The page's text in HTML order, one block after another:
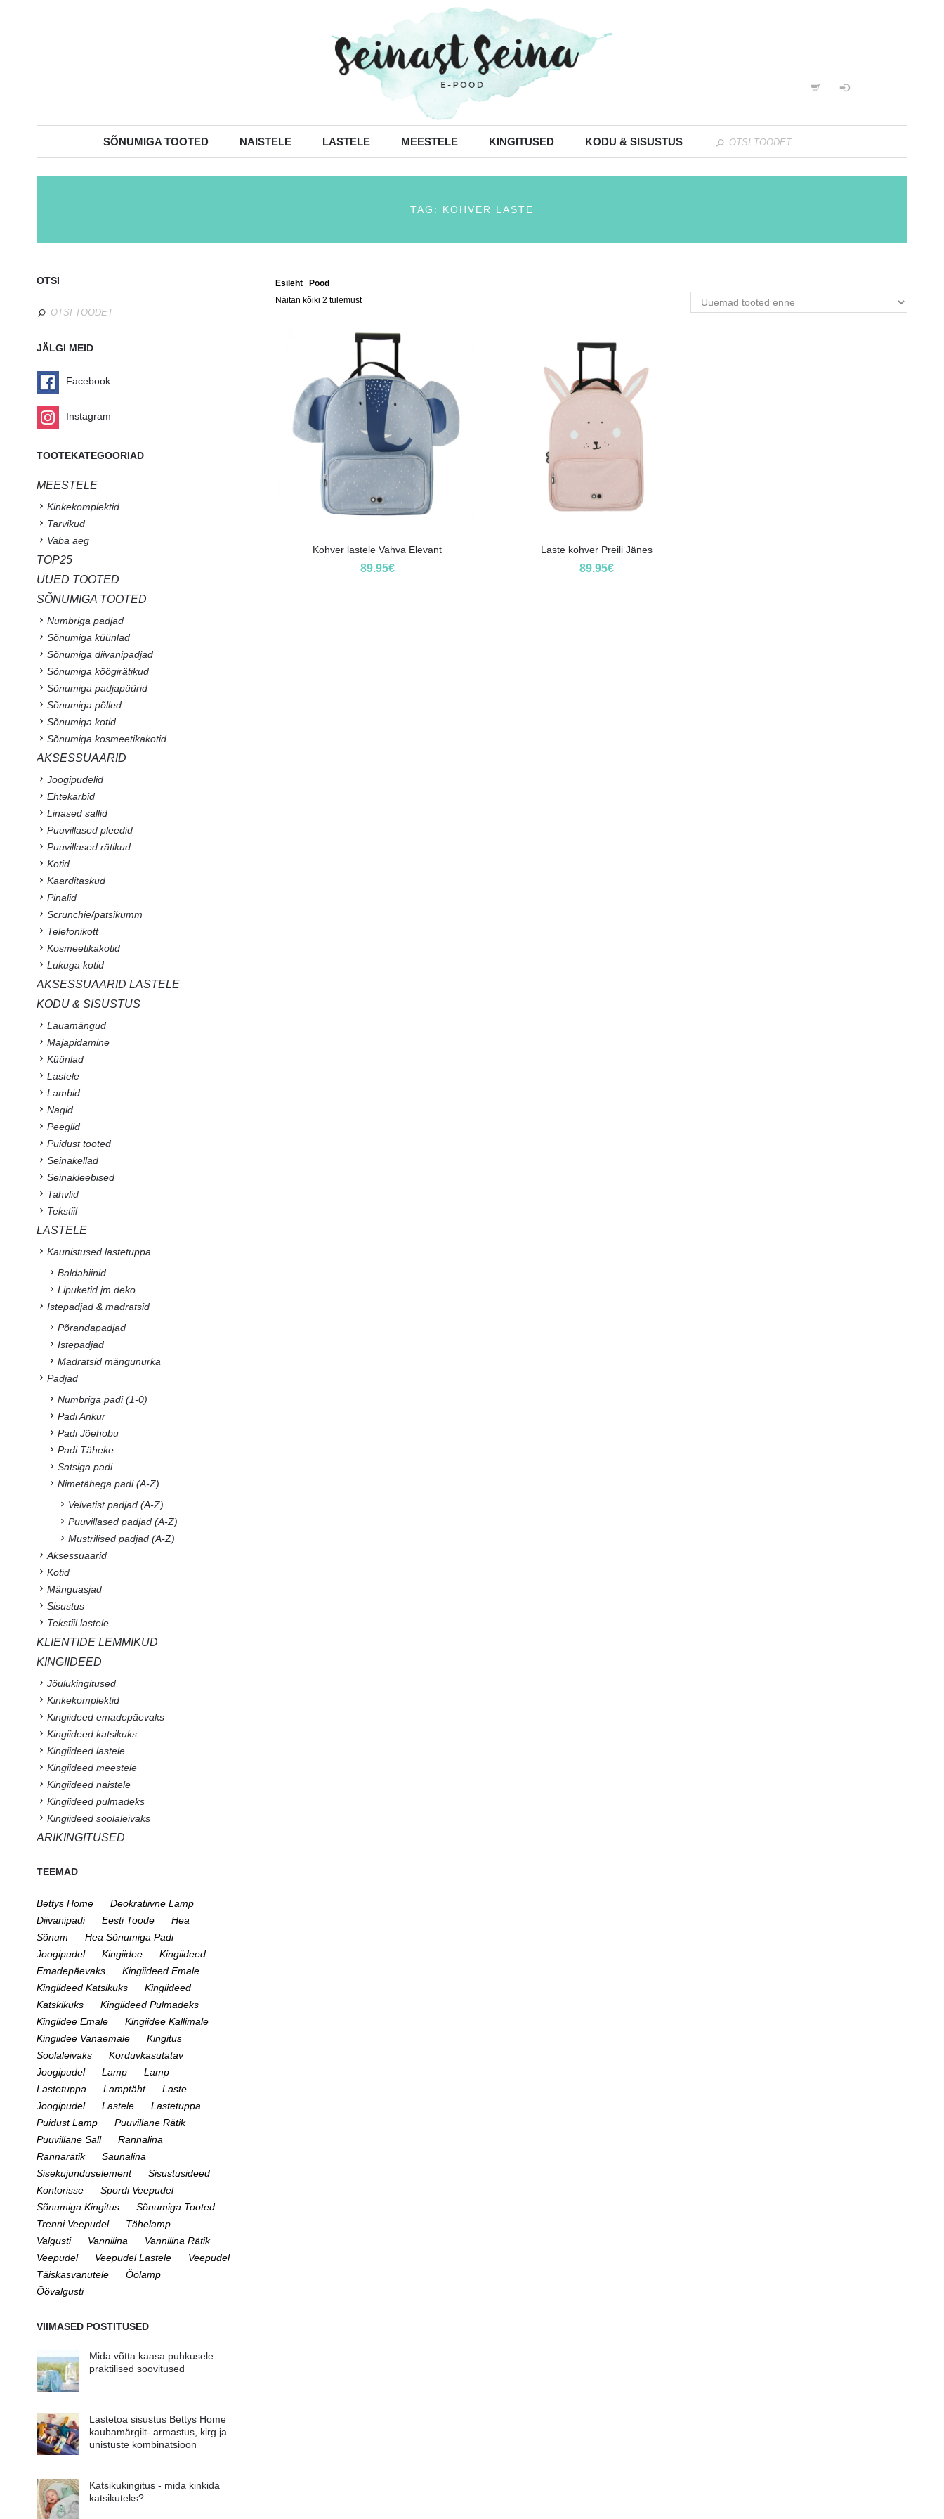
SÕNUMIGA TOOTED NAISTELE LASTELE MEESTELE KINGITUSED KODU & SISUSTUS
TAG: KOHVER LASTE
Esileht /Pood
Näitan kõiki 2 tulemust
Kohver lastele Vahva Elevant
89.95€
Laste kohver Preili Jänes
89.95€
OTSI
JÄLGI MEID
Facebook
Instagram
TOOTEKATEGOORIAD
MEESTELE
Kinkekomplektid
Tarvikud
Vaba aeg
TOP25
UUED TOOTED
SÕNUMIGA TOOTED
Numbriga padjad
Sõnumiga küünlad
Sõnumiga diivanipadjad
Sõnumiga köögirätikud
Sõnumiga padjapüürid
Sõnumiga põlled
Sõnumiga kotid
Sõnumiga kosmeetikakotid
AKSESSUAARID
Joogipudelid
Ehtekarbid
Linased sallid
Puuvillased pleedid
Puuvillased rätikud
Kotid
Kaarditaskud
Pinalid
Scrunchie/patsikumm
Telefonikott
Kosmeetikakotid
Lukuga kotid
AKSESSUAARID LASTELE
KODU & SISUSTUS
Lauamängud
Majapidamine
Küünlad
Lastele
Lambid
Nagid
Peeglid
Puidust tooted
Seinakellad
Seinakleebised
Tahvlid
Tekstiil
LASTELE
Kaunistused lastetuppa
Baldahiinid
Lipuketid jm deko
Istepadjad & madratsid
Põrandapadjad
Istepadjad
Madratsid mängunurka
Padjad
Numbriga padi (1-0)
Padi Ankur
Padi Jõehobu
Padi Täheke
Satsiga padi
Nimetähega padi (A-Z)
Velvetist padjad (A-Z)
Puuvillased padjad (A-Z)
Mustrilised padjad (A-Z)
Aksessuaarid
Kotid
Mänguasjad
Sisustus
Tekstiil lastele
KLIENTIDE LEMMIKUD
KINGIIDEED
Jõulukingitused
Kinkekomplektid
Kingiideed emadepäevaks
Kingiideed katsikuks
Kingiideed lastele
Kingiideed meestele
Kingiideed naistele
Kingiideed pulmadeks
Kingiideed soolaleivaks
ÄRIKINGITUSED
TEEMAD
Bettys Home
Deokratiivne Lamp
Diivanipadi
Eesti Toode
Hea
Sõnum
Hea Sõnumiga Padi
Joogipudel
Kingiidee
Kingiideed
Emadepäevaks
Kingiideed Emale
Kingiideed Katsikuks
Kingiideed
Katskikuks
Kingiideed Pulmadeks
Kingiidee Emale
Kingiidee Kallimale
Kingiidee Vanaemale
Kingitus
Soolaleivaks
Korduvkasutatav
Joogipudel
Lamp
Lamp
Lastetuppa
Lamptäht
Laste
Joogipudel
Lastele
Lastetuppa
Puidust Lamp
Puuvillane Rätik
Puuvillane Sall
Rannalina
Rannarätik
Saunalina
Sisekujunduselement
Sisustusideed
Kontorisse
Spordi Veepudel
Sõnumiga Kingitus
Sõnumiga Tooted
Trenni Veepudel
Tähelamp
Valgusti
Vannilina
Vannilina Rätik
Veepudel
Veepudel Lastele
Veepudel
Täiskasvanutele
Öölamp
Öövalgusti
VIIMASED POSTITUSED
Mida võtta kaasa puhkusele:
praktilised soovitused
Lastetoa sisustus Bettys Home
kaubamärgilt- armastus, kirg ja
unistuste kombinatsioon
Katsikukingitus - mida kinkida
katsikuteks?